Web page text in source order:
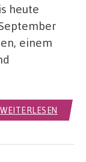
heute
einem
WEITERLESEN